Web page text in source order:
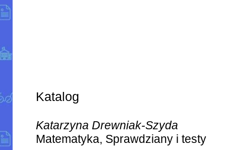
Katalog
Katarzyna Drewniak-Szyda
Matematyka, Sprawdziany i testy